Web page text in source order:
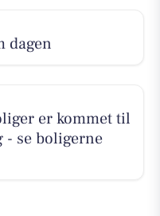
dagen
er kommet til
- se boligerne